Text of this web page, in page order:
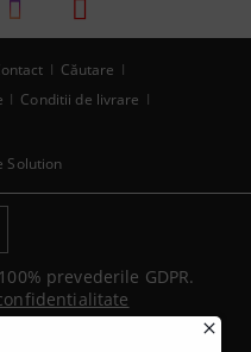
Solution
Căutare
Conditii de livrare
prevederile GDPR.
personale